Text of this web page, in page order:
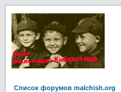
Список форумов malchish.org